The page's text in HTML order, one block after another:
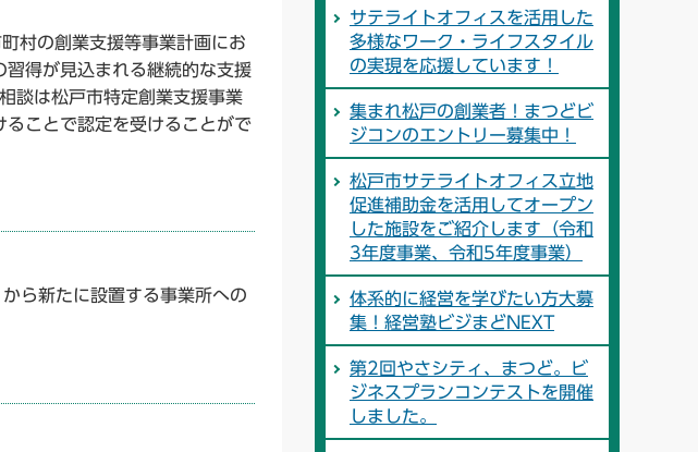
村の創業支援等事業計画にお
得が見込まれる継続的な支援
談は松戸市特定創業支援事業
ことで認定を受けることがで
ら新たに設置する事業所への
サテライトオフィスを活用した
多様なワーク・ライフスタイル
の実現を応援しています！
集まれ松戸の創業者！まつどビ
ジコンのエントリー募集中！
松戸市サテライトオフィス立地
促進補助金を活用してオープン
した施設をご紹介します（令和
3年度事業、令和5年度事業）
体系的に経営を学びたい方大募
集！経営塾ビジまどNEXT
第2回やさシティ、まつど。ビ
ジネスプランコンテストを開催
しました。